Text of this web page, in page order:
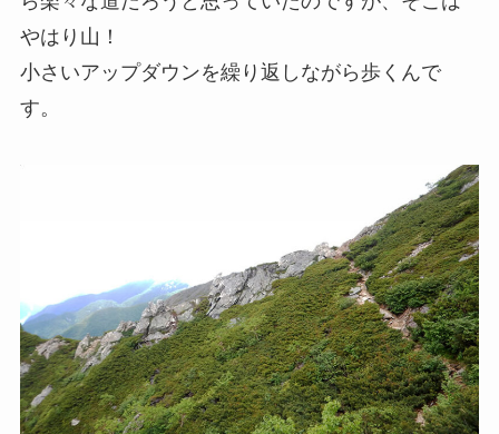
やはり 山！
小さいアップダウンを繰り返しながら歩くんで
す。